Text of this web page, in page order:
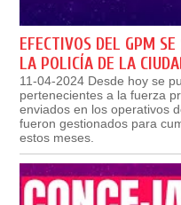
EFECTIVOS DEL GPM
LA POLICÍA DE LA
11-04-2024 Desde hoy se
pertenecientes a la fuerza
enviados en los operativos
fueron gestionados para
estos meses.